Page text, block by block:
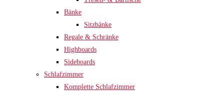
Bänke
Sitzbänke
Regale & Schränke
Highboards
Sideboards
Schlafzimmer
Komplette Schlafzimmer